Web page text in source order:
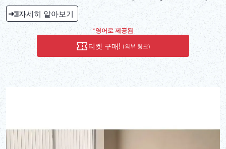
teach DJs that are full of fun and expectations from unknown
things. It is a DJ classroom that is fun to practice and improve at
the center of one to one lesson. I do not care about music genres.
If you would like to enjoy DJ, including those with experience from
beginners, please do not hesitate to contact us ♪
자세히 알아보기
*영어로 제공됨
티켓 구매! (외부 링크)